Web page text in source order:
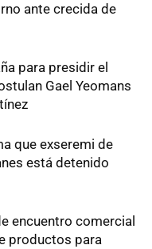
ante crecida de
para presidir el
Gael Yeomans
que exseremi de
está detenido
encuentro comercial
productos para